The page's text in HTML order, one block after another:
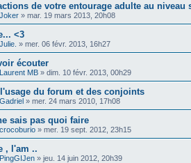
de votre entourage adulte au niveau
Joker » mar. 19 mars 2013, 20h08
<3
Julie. » mer. 06 févr. 2013, 16h27
écouter
Laurent MB » dim. 10 févr. 2013, 00h29
l'usage du forum et des conjoints
Gadriel » mer. 24 mars 2010, 17h08
sais pas quoi faire
crocoburio » mer. 19 sept. 2012, 23h15
, l'am ..
PingGIJen » jeu. 14 juin 2012, 20h39